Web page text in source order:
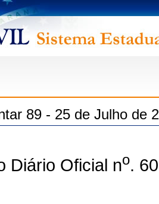
89 - 25 de Julho de
Diário Oficial no.